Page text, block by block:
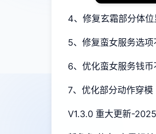
4、修复玄霜部分体
5、修复蛮女服务选项
6、优化蛮女服务钱币
7、优化部分动作穿模
V1.3.0 重大更新-